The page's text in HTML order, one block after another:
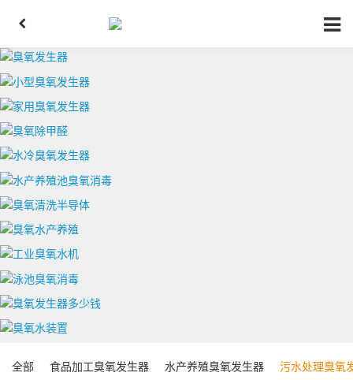
全部 食品加工臭氧发生器 水产养殖臭氧发生器 污水处理臭氧